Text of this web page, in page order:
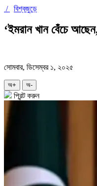
/ বিশ্বজুড়ে
‘ইমরান খান বেঁচে
সোমবার, ডিসেম্বর ১, ২০২৫
অ+ অ-
প্রিন্ট করুন